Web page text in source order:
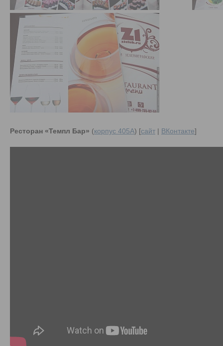
Ресторан «Темпл Бар» (корпус 405А) [сайт | ВКонтакте]